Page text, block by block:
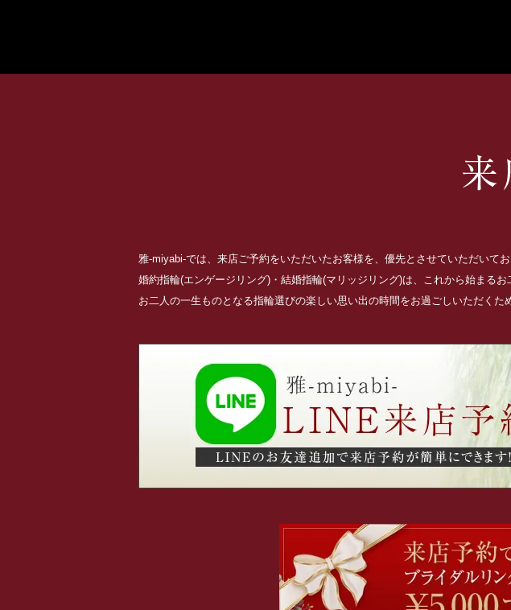
雅-miyabi-では、来店ご予約をいただいたお客様を、優先とさせていただいてお
婚約指輪(エンゲージリング)・結婚指輪(マリッジリング)は、これから始まる
お二人の一生ものとなる指輪選びの楽しい思い出の時間をお過ごしいただくた